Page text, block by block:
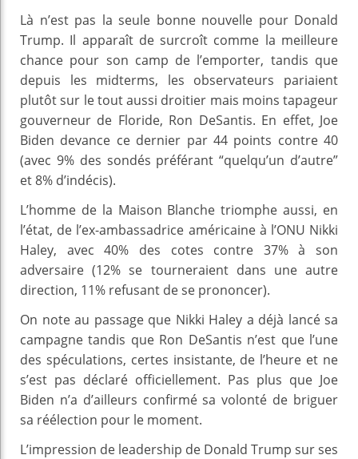
Là n’est pas la seule bonne nouvelle pour Donald
Trump. Il apparaît de surcroît comme la meilleure
chance pour son camp de l’emporter, tandis que
depuis les midterms, les observateurs pariaient
plutôt sur le tout aussi droitier mais moins tapageur
gouverneur de Floride, Ron DeSantis. En effet, Joe
Biden devance ce dernier par 44 points contre 40
(avec 9% des sondés préférant “quelqu’un d’autre”
et 8% d’indécis).
L’homme de la Maison Blanche triomphe aussi, en
l’état, de l’ex-ambassadrice américaine à l’ONU Nikki
Haley, avec 40% des cotes contre 37% à son
adversaire (12% se tourneraient dans une autre
direction, 11% refusant de se prononcer).
On note au passage que Nikki Haley a déjà lancé sa
campagne tandis que Ron DeSantis n’est que l’une
des spéculations, certes insistante, de l’heure et ne
s’est pas déclaré officiellement. Pas plus que Joe
Biden n’a d’ailleurs confirmé sa volonté de briguer
sa réélection pour le moment.
L’impression de leadership de Donald Trump sur ses